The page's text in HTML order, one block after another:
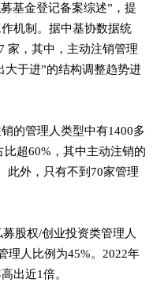
基金登记备案综述”，提
机制。据中基协数据统
家，其中，主动注销管理
大于进”的结构调整趋势进
的管理人类型中有1400多
超60%，其中主动注销的
此外，只有不到70家管理
股权/创业投资类管理人
理人比例为45%。2022年
出近1倍。